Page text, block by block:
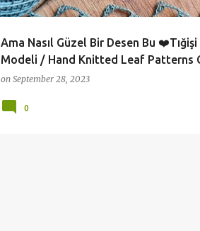
Ama Nasıl Güzel Bir Desen Bu
Modeli / Hand Knitted Leaf Patterns
on September 28, 2023
0